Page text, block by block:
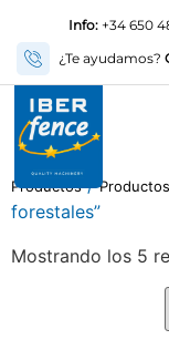
Info:+34 650
¿Te ayudamos?
Productos/Productos
forestales”
Mostrando los 5